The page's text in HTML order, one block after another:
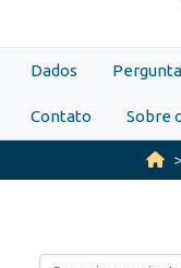
Dados
Contato Sobre